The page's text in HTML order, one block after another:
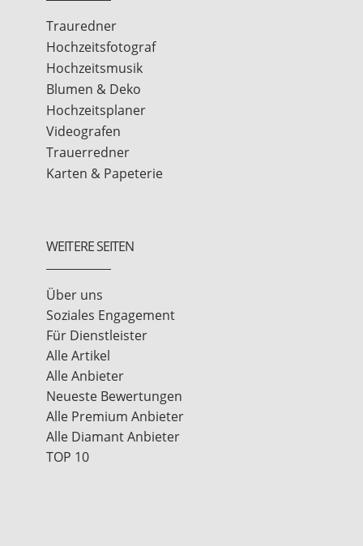
Trauredner
Hochzeitsfotograf
Hochzeitsmusik
Blumen & Deko
Hochzeitsplaner
Videografen
Trauerredner
Karten & Papeterie
WEITERE SEITEN
Über uns
Soziales Engagement
Für Dienstleister
Alle Artikel
Alle Anbieter
Neueste Bewertungen
Alle Premium Anbieter
Alle Diamant Anbieter
TOP 10